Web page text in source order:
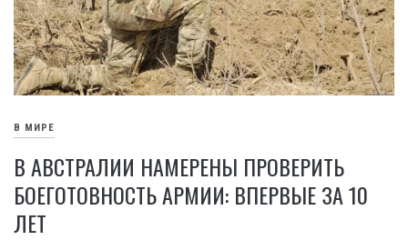
В МИРЕ
В АВСТРАЛИИ НАМЕРЕНЫ ПРОВЕРИТЬ
БОЕГОТОВНОСТЬ АРМИИ: ВПЕРВЫЕ ЗА 10
ЛЕТ